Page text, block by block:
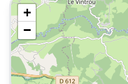
+
−